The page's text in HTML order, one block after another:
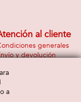
al cliente
generales
y devolución
a